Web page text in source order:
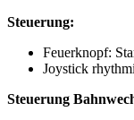
Steuerung:
Feuerknopf:
Joystick
Steuerung